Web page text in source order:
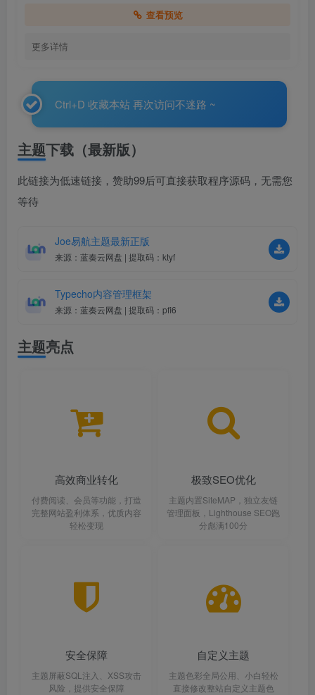
查看预览
更多详情
Ctrl+D 收藏本站 再次访问不迷路 ~
主题下载（最新版）
此链接为低速链接，赞助99后可直接获取程序源码，无需您
等待
Joe易航主题最新正版
来源：蓝奏云网盘 | 提取码：ktyf
Typecho内容管理框架
来源：蓝奏云网盘 | 提取码：pfi6
主题亮点
高效商业转化
付费阅读、会员等功能，打造
完整网站盈利体系，优质内容
轻松变现
极致SEO优化
主题内置SiteMAP，独立友链
管理面板，Lighthouse SEO跑
分彪满100分
安全保障
主题屏蔽SQL注入、XSS攻击
风险，提供安全保障
自定义主题
主题色彩全局公用、小白轻松
直接修改整站自定义主题色